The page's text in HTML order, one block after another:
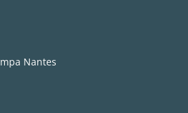
Nantes